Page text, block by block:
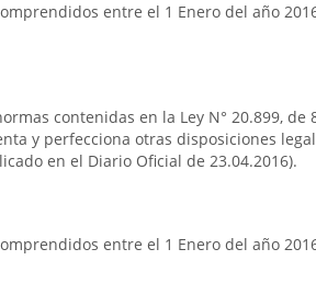
entre el 1 Enero del año
contenidas en la Ley N° 20.899, de
y perfecciona otras disposiciones
en el Diario Oficial de 23.04.2016).
entre el 1 Enero del año